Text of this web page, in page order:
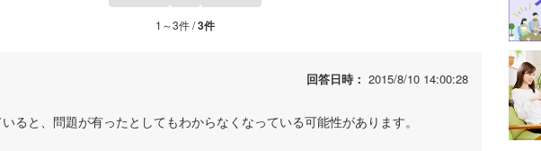
1～3件 /3件
回答日時： 2015/8/10 14:00:28
ると、問題が有ったとしてもわからなくなっている可能性があります。